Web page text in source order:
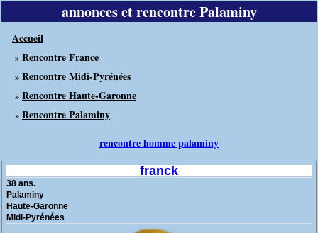
annonces et rencontre Palaminy
Accueil
» Rencontre France
» Rencontre Midi-Pyrénées
» Rencontre Haute-Garonne
» Rencontre Palaminy
rencontre homme palaminy
franck
38 ans.
Palaminy
Haute-Garonne
Midi-Pyrénées